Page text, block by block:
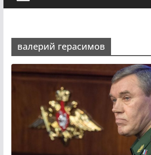
валерий герасимов